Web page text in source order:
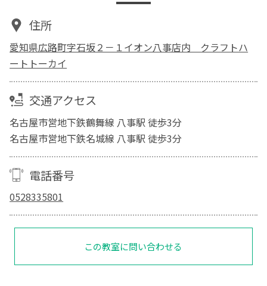
住所
愛知県広路町字石坂２－１イオン八事店内 クラフトハ
ートトーカイ
交通アクセス
名古屋市営地下鉄鶴舞線 八事駅 徒歩3分
名古屋市営地下鉄名城線 八事駅 徒歩3分
電話番号
0528335801
この教室に問い合わせる